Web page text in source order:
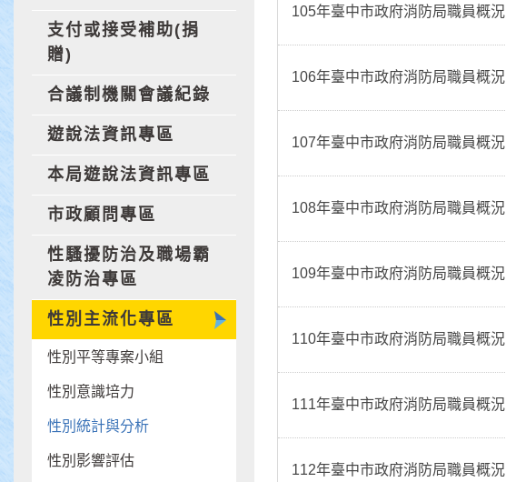
支付或接受補助(捐
贈)
合議制機關會議紀錄
遊說法資訊專區
本局遊說法資訊專區
市政顧問專區
性騷擾防治及職場霸
凌防治專區
性別主流化專區
性別平等專案小組
性別意識培力
性別統計與分析
性別影響評估
105年臺中市政府消防局職員概況
106年臺中市政府消防局職員概況
107年臺中市政府消防局職員概況
108年臺中市政府消防局職員概況
109年臺中市政府消防局職員概況
110年臺中市政府消防局職員概況
111年臺中市政府消防局職員概況
112年臺中市政府消防局職員概況